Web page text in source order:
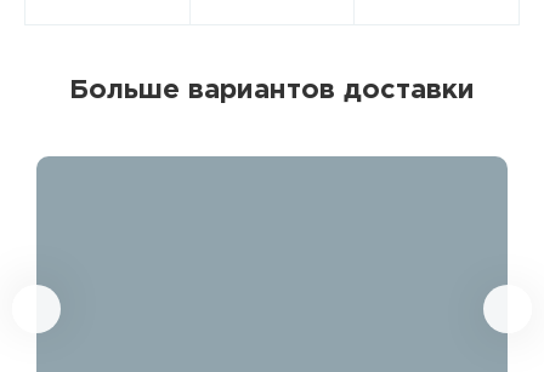
Больше вариантов доставки